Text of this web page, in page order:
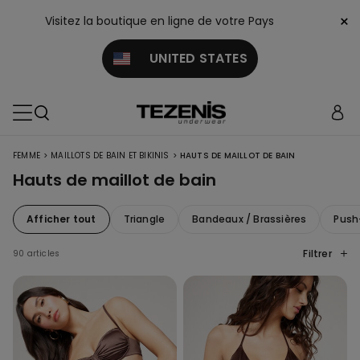
Visitez la boutique en ligne de votre Pays
UNITED STATES
×
FEMME > MAILLOTS DE BAIN ET BIKINIS > HAUTS DE MAILLOT DE BAIN
Hauts de maillot de bain
Afficher tout Triangle Bandeaux / Brassières
90 articles Filtrer